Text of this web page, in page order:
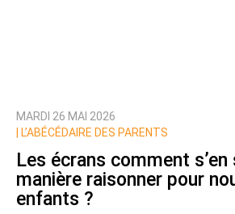
MARDI 26 MAI 2026
L’ABÉCÉDAIRE DES PARENTS
Les écrans comment s’en
manière raisonner pour
enfants ?